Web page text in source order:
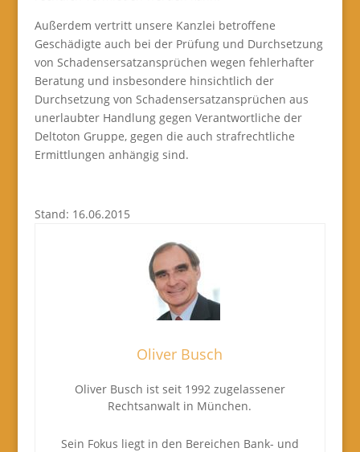
Außerdem vertritt unsere Kanzlei betroffene
Geschädigte auch bei der Prüfung und Durchsetzung
von Schadensersatzansprüchen wegen fehlerhafter
Beratung und insbesondere hinsichtlich der
Durchsetzung von Schadensersatzansprüchen aus
unerlaubter Handlung gegen Verantwortliche der
Deltoton Gruppe, gegen die auch strafrechtliche
Ermittlungen anhängig sind.
Stand: 16.06.2015
Oliver Busch
Oliver Busch ist seit 1992 zugelassener
Rechtsanwalt in München.
Sein Fokus liegt in den Bereichen Bank- und